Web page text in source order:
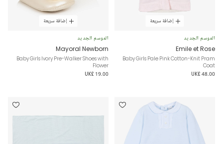
إضافة سريعة
الموسم الجديد
Emile et Rose
Baby Girls Pale Pink Cotton-Knit Pram
Coat
UK£ 48.00
إضافة سريعة
الموسم الجديد
Mayoral Newborn
Baby Girls Ivory Pre-Walker Shoes with
Flower
UK£ 19.00